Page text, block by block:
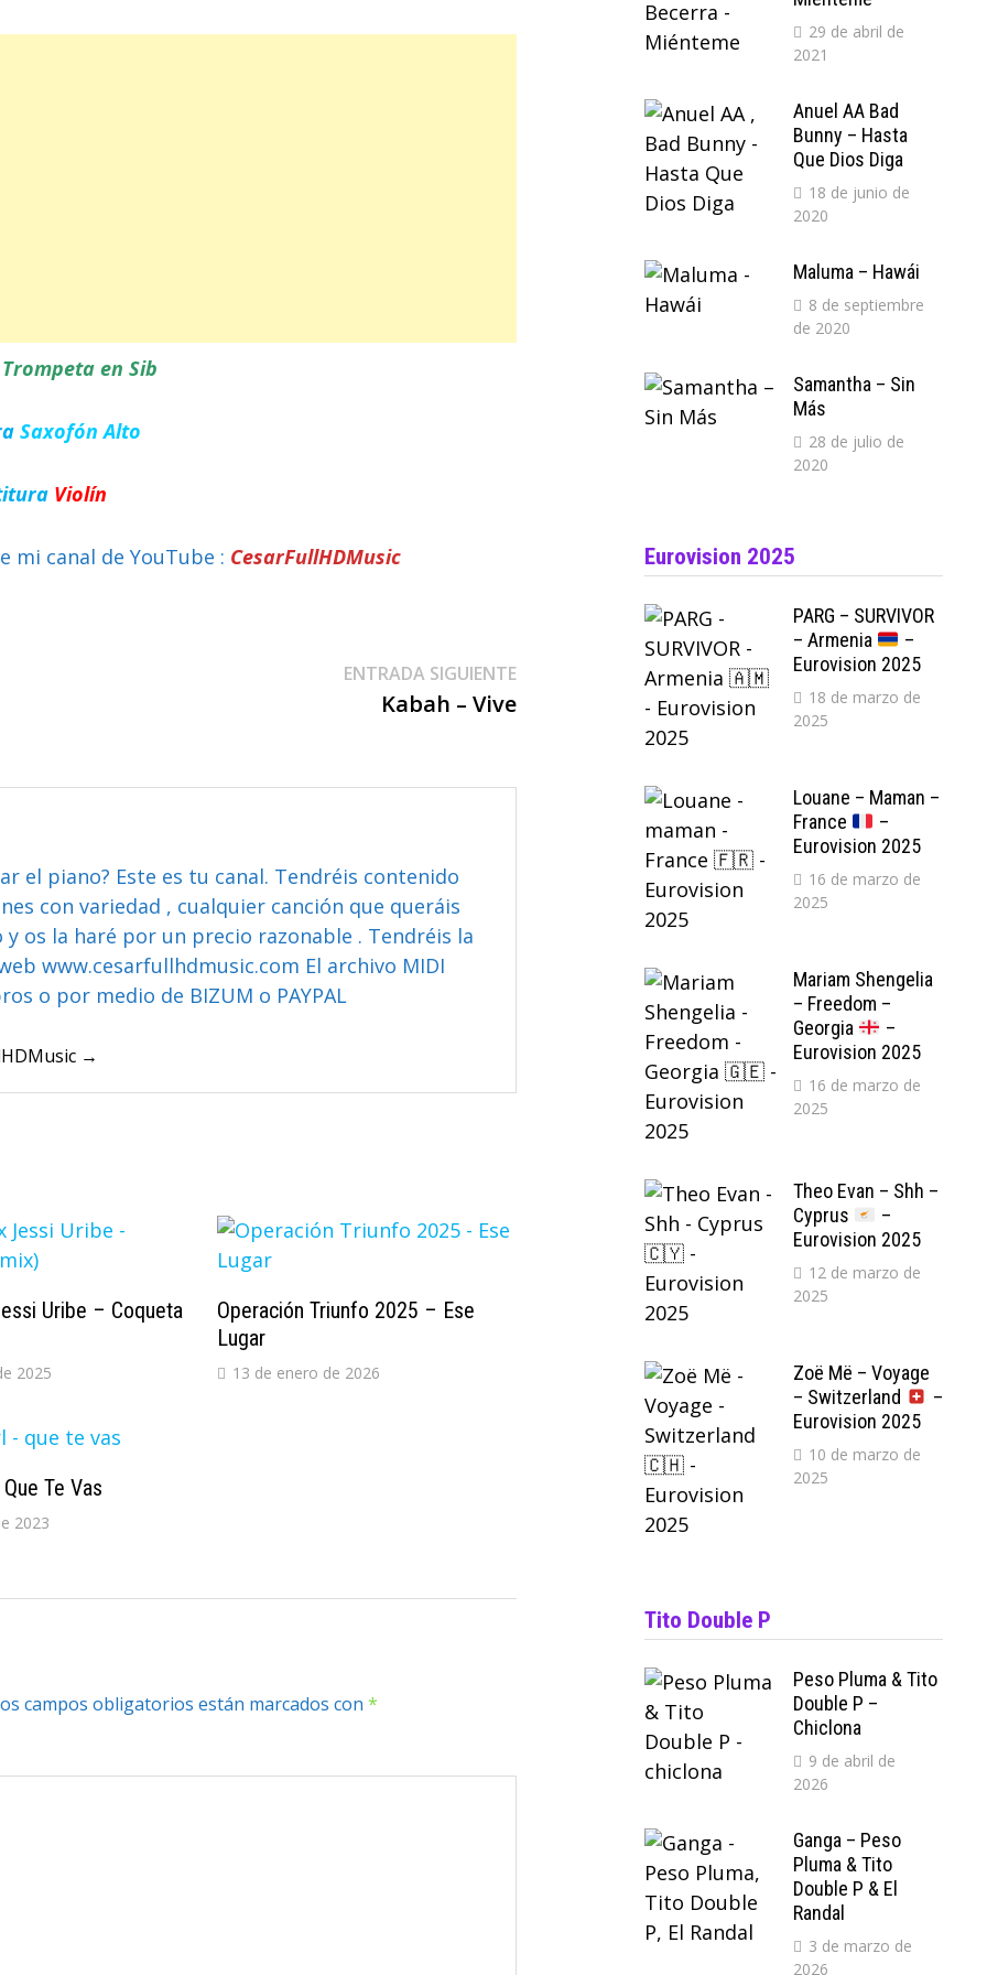
Trompeta en Sib
Saxofón Alto
Violín
mi canal de YouTube : CesarFullHDMusic
ENTRADA SIGUIENTEEntrada
siguiente:
Kabah – Vive
el piano? Este es tu canal. Tendréis contenido
con variedad , cualquier canción que queráis
os la haré por un precio razonable . Tendréis la
www.cesarfullhdmusic.com El archivo MIDI
o por medio de BIZUM o PAYPAL
→
Uribe – Coqueta
2025
Operación Triunfo 2025 – Ese
Lugar
13 de enero de 2026
Te Vas
2023
campos obligatorios están marcados con*
29 de abril de
2021
Anuel AA Bad
Bunny – Hasta
Que Dios Diga
18 de junio de
2020
Maluma – Hawái
8 de septiembre
de 2020
Samantha – Sin
Más
28 de julio de
2020
Eurovision 2025
PARG – SURVIVOR
– Armenia
–
Eurovision 2025
18 de marzo de
2025
Louane – Maman –
France
–
Eurovision 2025
16 de marzo de
2025
Mariam Shengelia
– Freedom –
Georgia
–
Eurovision 2025
16 de marzo de
2025
Theo Evan – Shh –
Cyprus
–
Eurovision 2025
12 de marzo de
2025
Zoë Më – Voyage
– Switzerland
–
Eurovision 2025
10 de marzo de
2025
Tito Double P
Peso Pluma & Tito
Double P –
Chiclona
9 de abril de
2026
Ganga – Peso
Pluma & Tito
Double P & El
Randal
3 de marzo de
2026